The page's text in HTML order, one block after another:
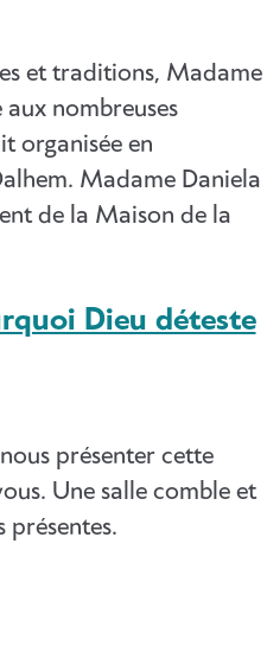
et traditions, Madame
nombreuses
organisée en
Madame Daniela
de la Maison de la
Dieu déteste
présenter cette
Une salle comble et
présentes.